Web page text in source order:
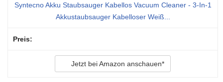
Syntecno Akku Staubsauger Kabellos Vacuum Cleaner - 3-In-1
Akkustaubsauger Kabelloser Weiß...
Jetzt bei Amazon anschauen*